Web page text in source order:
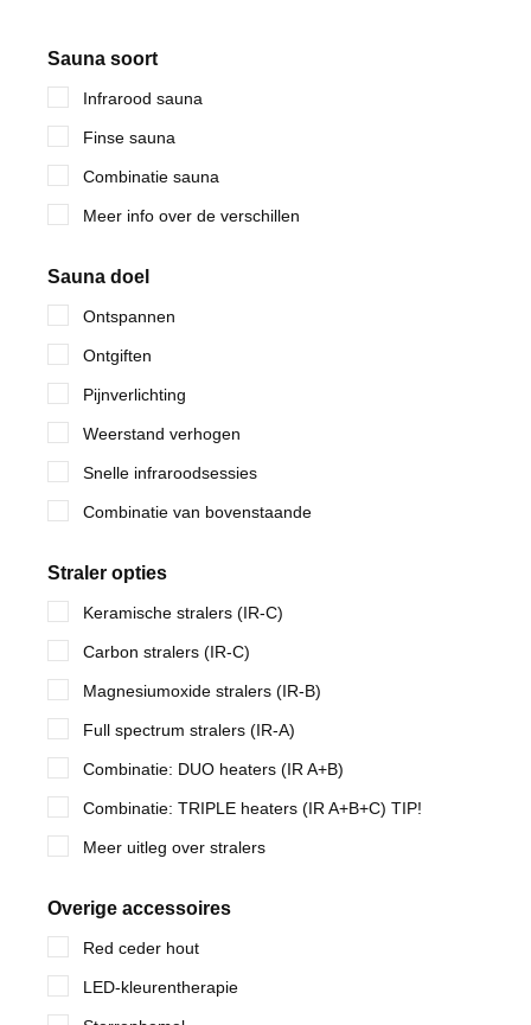
Sauna soort
Infrarood sauna
Finse sauna
Combinatie sauna
Meer info over de verschillen
Sauna doel
Ontspannen
Ontgiften
Pijnverlichting
Weerstand verhogen
Snelle infraroodsessies
Combinatie van bovenstaande
Straler opties
Keramische stralers (IR-C)
Carbon stralers (IR-C)
Magnesiumoxide stralers (IR-B)
Full spectrum stralers (IR-A)
Combinatie: DUO heaters (IR A+B)
Combinatie: TRIPLE heaters (IR A+B+C) TIP!
Meer uitleg over stralers
Overige accessoires
Red ceder hout
LED-kleurentherapie